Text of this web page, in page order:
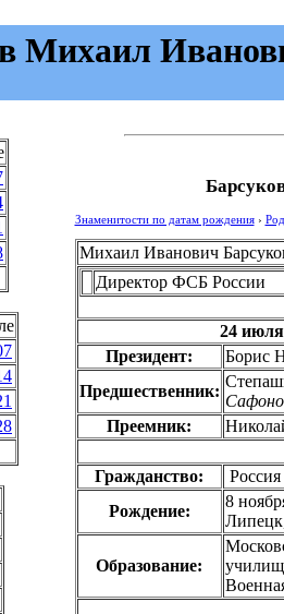
Михаил
Знаменитости по датам рождения›
Михаил Иванович
Директор ФСБ России
24
Президент:
Борис
Предшественник:
Преемник:
Гражданство:
Россия
Рождение:
8
Образование: